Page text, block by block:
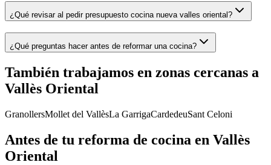
¿Qué revisar al pedir presupuesto cocina nueva valles oriental?
¿Qué preguntas hacer antes de reformar una cocina?
También trabajamos en zonas cercanas a
Vallès Oriental
GranollersMollet del VallèsLa GarrigaCardedeuSant Celoni
Antes de tu reforma de cocina en Vallès
Oriental